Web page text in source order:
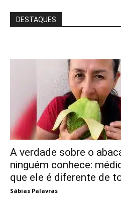
DESTAQUES
A verdade sobre o
ninguém conhece:
que ele é diferente de
Sábias Palavras